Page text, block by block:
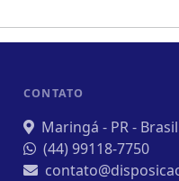
CONTATO
Maringá - PR - Brasil
(44) 99118-7750